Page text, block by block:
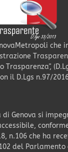
che
il D.Lgs n.97/
Genova si
n.106 che ha
del Parlamento